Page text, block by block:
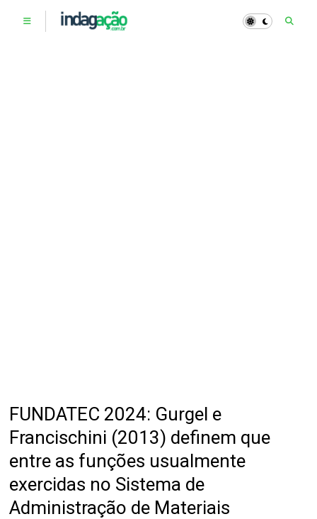
FUNDATEC 2024: Gurgel e
Francischini (2013) definem que
entre as funções usualmente
exercidas no Sistema de
Administração de Materiais